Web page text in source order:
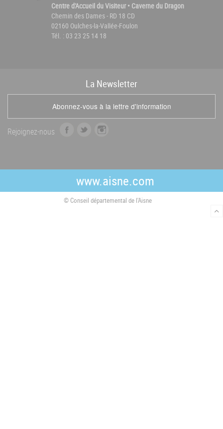
Centre d'Accueil du Visiteur • Caverne du Dragon
Chemin des Dames - RD 18 CD
02160 Oulches-la-Vallée-Foulon
Tél. : 03 23 25 14 18
La Newsletter
Abonnez-vous à la lettre d'information
Rejoignez-nous
b
o
t
e
r
a
g
r
a
www.aisne.com
© Conseil départemental de l'Aisne